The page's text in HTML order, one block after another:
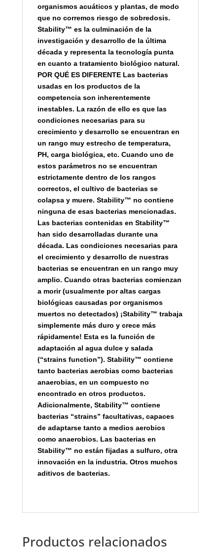
organismos acuáticos y plantas, de modo
que no corremos riesgo de sobredosis.
Stability™ es la culminación de la
investigación y desarrollo de la última
década y representa la tecnología punta
en cuanto a tratamiento biológico natural.
POR QUÉ ES DIFERENTE Las bacterias
usadas en los productos de la
competencia son inherentemente
inestables. La razón de ello es que las
condiciones necesarias para su
crecimiento y desarrollo se encuentran en
un rango muy estrecho de temperatura,
PH, carga biológica, etc. Cuando uno de
estos parámetros no se encuentran
estrictamente dentro de los rangos
correctos, el cultivo de bacterias se
colapsa y muere. Stability™ no contiene
ninguna de esas bacterias mencionadas.
Las bacterias contenidas en Stability™
han sido desarrolladas durante una
década. Las condiciones necesarias para
el crecimiento y desarrollo de nuestras
bacterias se encuentran en un rango muy
amplio. Cuando otras bacterias comienzan
a morir (usualmente por altas cargas
biológicas causadas por organismos
muertos no detectados) ¡Stability™ trabaja
simplemente más duro y crece más
rápidamente! Esta es la función de
adaptación al agua dulce y salada
(“strains function”). Stability™ contiene
tanto bacterias aerobias como bacterias
anaerobias, en un compuesto no
encontrado en otros productos.
Adicionalmente, Stability™ contiene
bacterias “strains” facultativas, capaces
de adaptarse tanto a medios aerobios
como anaerobios. Las bacterias en
Stability™ no están fijadas a sulfuro, otra
innovación en la industria. Otros muchos
aditivos de bacterias.
Productos relacionados